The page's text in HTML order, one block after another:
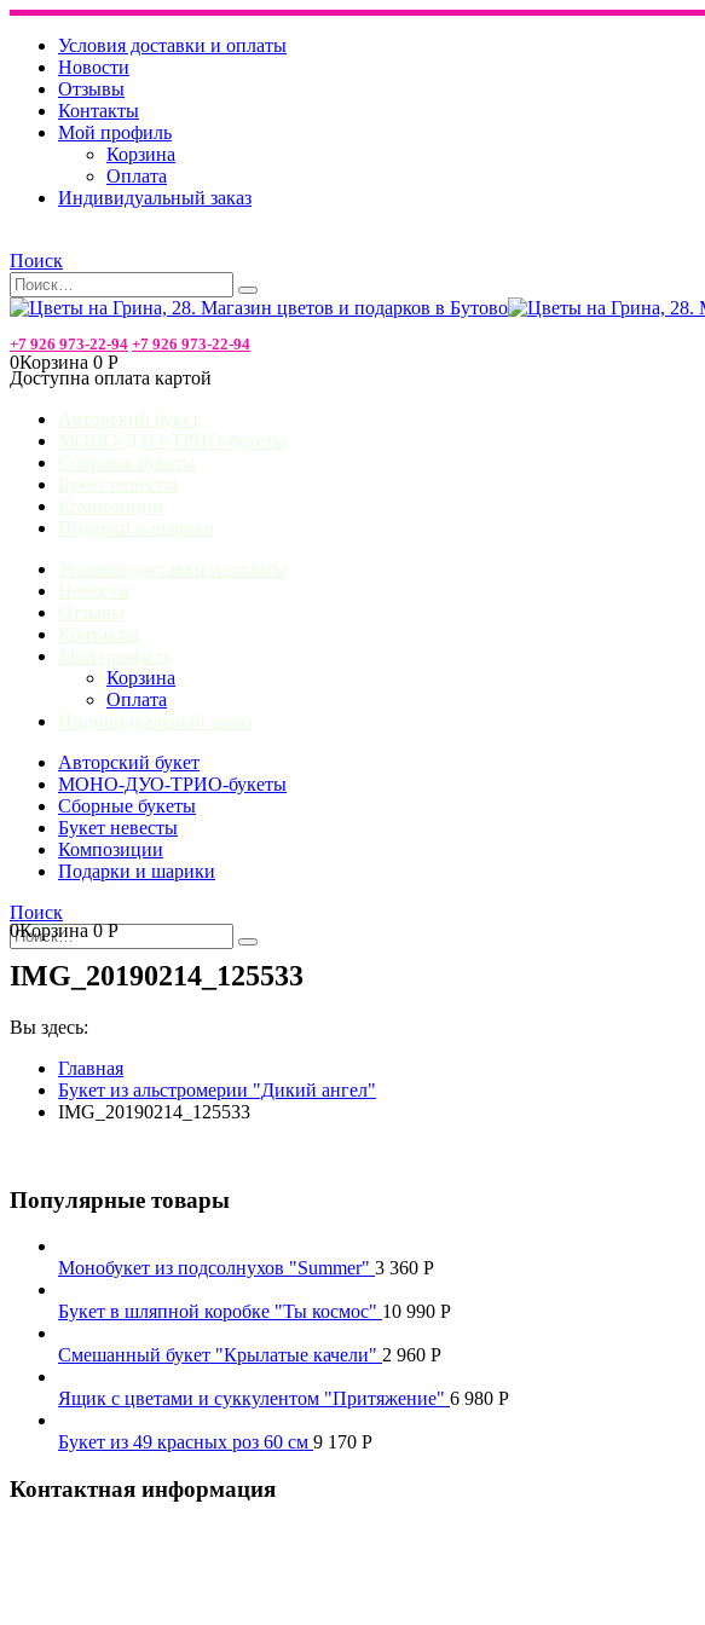
Условия доставки и оплаты
Новости
Отзывы
Контакты
Мой профиль
Корзина
Оплата
Индивидуальный заказ
Поиск
+7 926 973-22-94 +7 926 973-22-94
0Корзина 0 Р
Доступна оплата картой
Авторский букет
МОНО-ДУО-ТРИО-букеты
Сборные букеты
Букет невесты
Композиции
Подарки и шарики
Условия доставки и оплаты
Новости
Отзывы
Контакты
Мой профиль
Корзина
Оплата
Индивидуальный заказ
Авторский букет
МОНО-ДУО-ТРИО-букеты
Сборные букеты
Букет невесты
Композиции
Подарки и шарики
Поиск
0Корзина0Р
IMG_20190214_125533
Вы здесь:
Главная
Букет из альстромерии "Дикий ангел"
IMG_20190214_125533
Популярные товары
Монобукет из подсолнухов "Summer" 3 360 Р
Букет в шляпной коробке "Ты космос" 10 990 Р
Смешанный букет "Крылатые качели" 2 960 Р
Ящик с цветами и суккулентом "Притяжение" 6 980 Р
Букет из 49 красных роз 60 см 9 170 Р
Контактная информация